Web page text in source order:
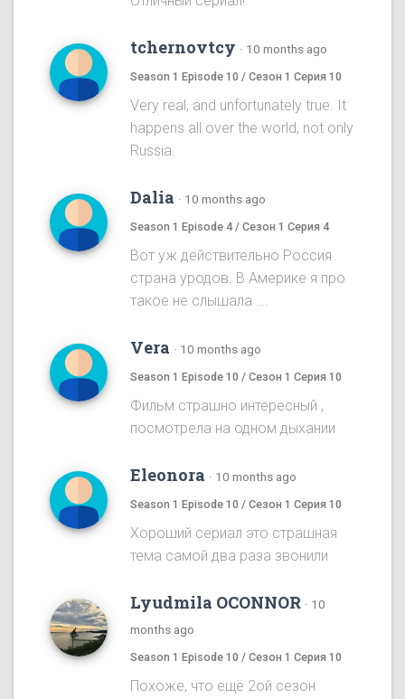
tchernovtcy · 10 months ago
Season 1 Episode 10 / Сезон 1 Серия 10
Very real, and unfortunately true. It
happens all over the world, not only
Russia.
Dalia · 10 months ago
Season 1 Episode 4 / Сезон 1 Серия 4
Вот уж действительно Россия
страна уродов. В Америке я про
такое не слышала ….
Vera · 10 months ago
Season 1 Episode 10 / Сезон 1 Серия 10
Фильм страшно интересный ,
посмотрела на одном дыхании
Eleonora · 10 months ago
Season 1 Episode 10 / Сезон 1 Серия 10
Хороший сериал это страшная
тема самой два раза звонили
Lyudmila OCONNOR · 10
months ago
Season 1 Episode 10 / Сезон 1 Серия 10
Похоже, что ещё 2ой сезон